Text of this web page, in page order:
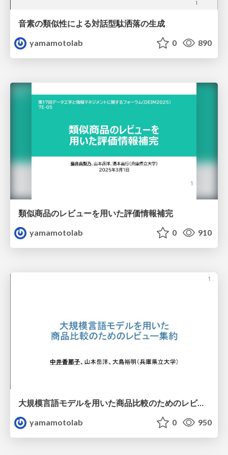
音素の類似性による対話型駄洒落の生成
yamamotolab
0 890
類似商品のレビューを用いた評価情報補完
yamamotolab
0 910
大規模言語モデルを用いた商品比較のためのレビュー集約
yamamotolab
0 950